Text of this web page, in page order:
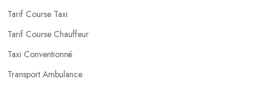
Tarif Course Taxi
Tarif Course Chauffeur
Taxi Conventionné
Transport Ambulance